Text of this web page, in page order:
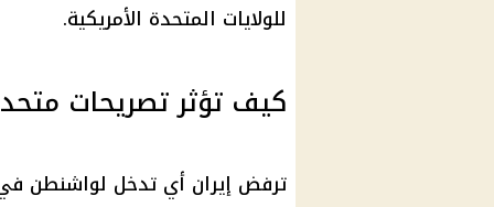
للولايات المتحدة الأمريكية.
كيف تؤثر تصريحات
ترفض إيران أي تدخل لواشنطن